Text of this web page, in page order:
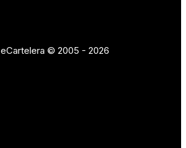
eCartelera © 2005 - 2026